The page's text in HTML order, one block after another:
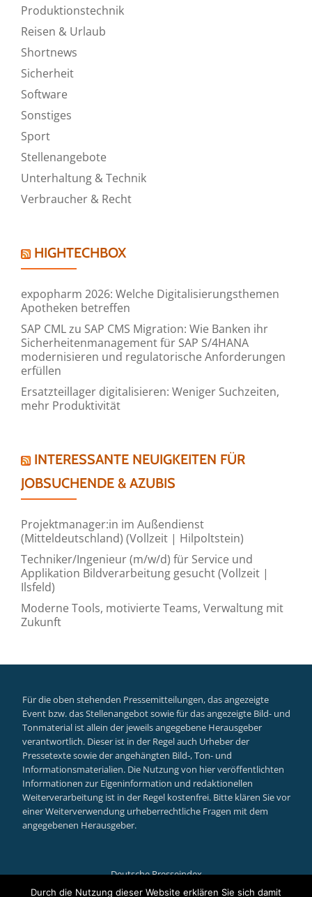
Produktionstechnik
Reisen & Urlaub
Shortnews
Sicherheit
Software
Sonstiges
Sport
Stellenangebote
Unterhaltung & Technik
Verbraucher & Recht
HIGHTECHBOX
expopharm 2026: Welche Digitalisierungsthemen
Apotheken betreffen
SAP CML zu SAP CMS Migration: Wie Banken ihr
Sicherheitenmanagement für SAP S/4HANA
modernisieren und regulatorische Anforderungen
erfüllen
Ersatzteillager digitalisieren: Weniger Suchzeiten,
mehr Produktivität
INTERESSANTE NEUIGKEITEN FÜR
JOBSUCHENDE & AZUBIS
Projektmanager:in im Außendienst
(Mitteldeutschland) (Vollzeit | Hilpoltstein)
Techniker/Ingenieur (m/w/d) für Service und
Applikation Bildverarbeitung gesucht (Vollzeit |
Ilsfeld)
Moderne Tools, motivierte Teams, Verwaltung mit
Zukunft
Für die oben stehenden Pressemitteilungen, das angezeigte
Event bzw. das Stellenangebot sowie für das angezeigte Bild- und
Tonmaterial ist allein der jeweils angegebene Herausgeber
verantwortlich. Dieser ist in der Regel auch Urheber der
Pressetexte sowie der angehängten Bild-, Ton- und
Informationsmaterialien. Die Nutzung von hier veröffentlichten
Informationen zur Eigeninformation und redaktionellen
Weiterverarbeitung ist in der Regel kostenfrei. Bitte klären Sie vor
einer Weiterverwendung urheberrechtliche Fragen mit dem
angegebenen Herausgeber.
Deutsche Presseindex
Durch die Nutzung dieser Website erklären Sie sich damit